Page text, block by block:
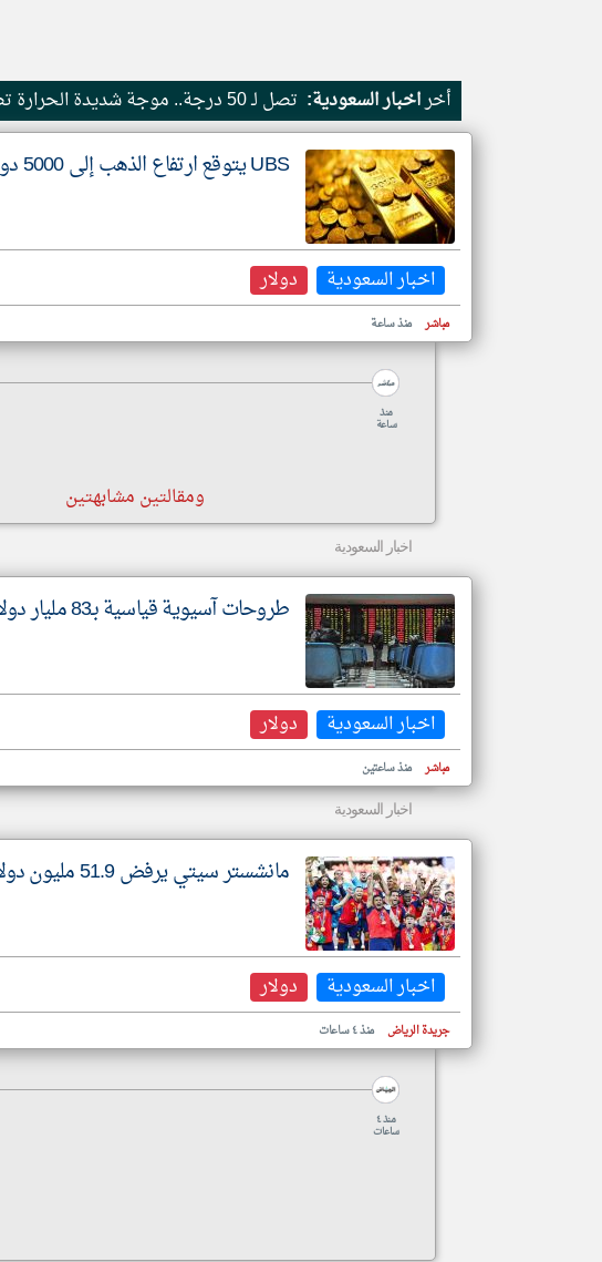
أخراخبار السعودية: تصل لـ 50 درجة.. موجة شديدة الحرارة تضرب الشرقية والرياض
UBS يتوقع ارتفاع الذهب إلى 5000 دولار في 2027
اخبار السعودية دولار
مباشر منذ ساعة
منذ
ساعة
ومقالتين مشابهتين
اخبار السعودية
طروحات آسيوية قياسية بـ83 مليار دولار بقيادة شركات الذكاء الاصطناعي
اخبار السعودية دولار
مباشر منذ ساعتين
اخبار السعودية
مانشستر سيتي يرفض 51.9 مليون دولار من برشلونة لضم رودري
اخبار السعودية دولار
جريدة الرياض منذ ٤ ساعات
منذ ٤
ساعات